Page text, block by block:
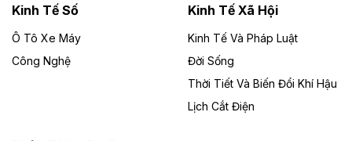
Đồng Nai cho thuê gần 59 ha đất làm khu
công nghiệp ở Long Thành
UBND TP Đồng Nai cho Công ty Amata thuê gần 59 ha
đất để đầu tư khu công nghiệp công nghệ cao Long
Kinh Tế Số
Ô Tô Xe Máy
Công Nghệ
Kinh Tế Xã Hội
Kinh Tế Và Pháp Luật
Đời Sống
Thời Tiết Và Biến Đổi Khí Hậu
Lịch Cắt Điện